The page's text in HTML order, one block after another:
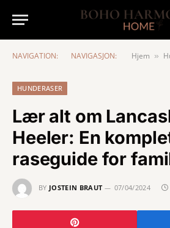
NAVIGATION: NAVIGASJON: Hjem »
HUNDERASER
Lær alt om
Heeler: En
raseguide for
BY JOSTEIN BRAUT 07/04/2024